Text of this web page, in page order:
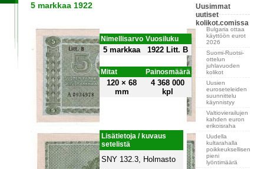
5 markkaa 1922
Nimellisarvo Vuosiluku
5 markkaa 1922 Litt. B
Mitat Painosmäärä
120 × 68
mm
4 368 000
kpl
Lisätietoja / kuvaus
setelistä
SNY 132.3, Holmasto
Uusimmat
uutiset
kolikot.comissa
Bulgaria ottaa
käyttöön eurot
2026
Suomi-Ruotsi-
ottelun
juhlavuoden
kolikot
Uusien
euroseteleiden
suunnittelu
käynnistyy
Valtiovierailujen
kahden euron
erikoisraha
Uudella
kultarahalla
poikkeuksellisen
pieni
lyöntimäärä